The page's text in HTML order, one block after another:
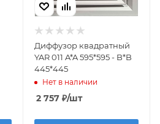
Диффузор квадратный
YAR 011 A*A 595*595 - B*B
445*445
Нет в наличии
2 757₽/шт